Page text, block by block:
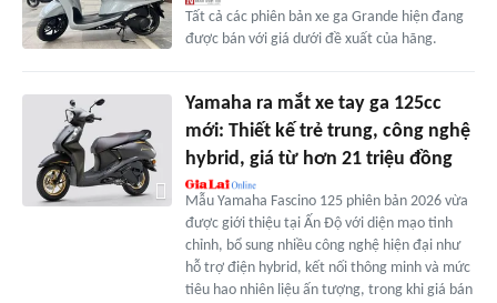
Tất cả các phiên bản xe ga Grande hiện đang
được bán với giá dưới đề xuất của hãng.
Yamaha ra mắt xe tay ga 125cc
mới: Thiết kế trẻ trung, công nghệ
hybrid, giá từ hơn 21 triệu đồng
Mẫu Yamaha Fascino 125 phiên bản 2026 vừa
được giới thiệu tại Ấn Độ với diện mạo tinh
chỉnh, bổ sung nhiều công nghệ hiện đại như
hỗ trợ điện hybrid, kết nối thông minh và mức
tiêu hao nhiên liệu ấn tượng, trong khi giá bán